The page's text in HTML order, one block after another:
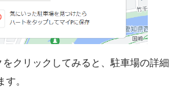
クリックしてみると、駐車場の詳細
す。